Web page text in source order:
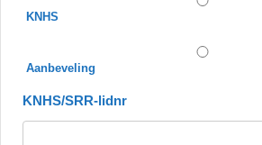
KNHS
Aanbeveling
KNHS/SRR-lidnr